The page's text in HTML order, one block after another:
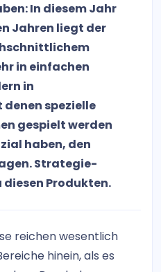
In diesem Jahr
Jahren liegt der
in einfachen
in
spezielle
gespielt werden
haben, den
Strategie-
Produkten.
reichen wesentlich
hinein, als es